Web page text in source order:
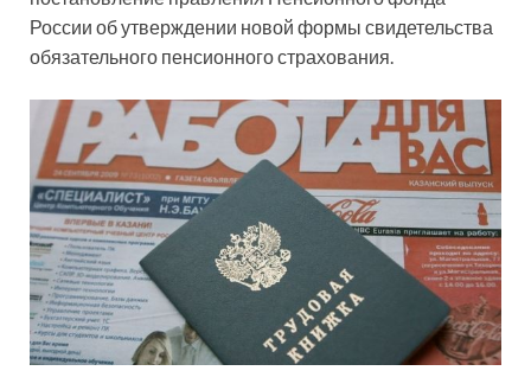
России об утверждении новой формы свидетельства
обязательного пенсионного страхования.